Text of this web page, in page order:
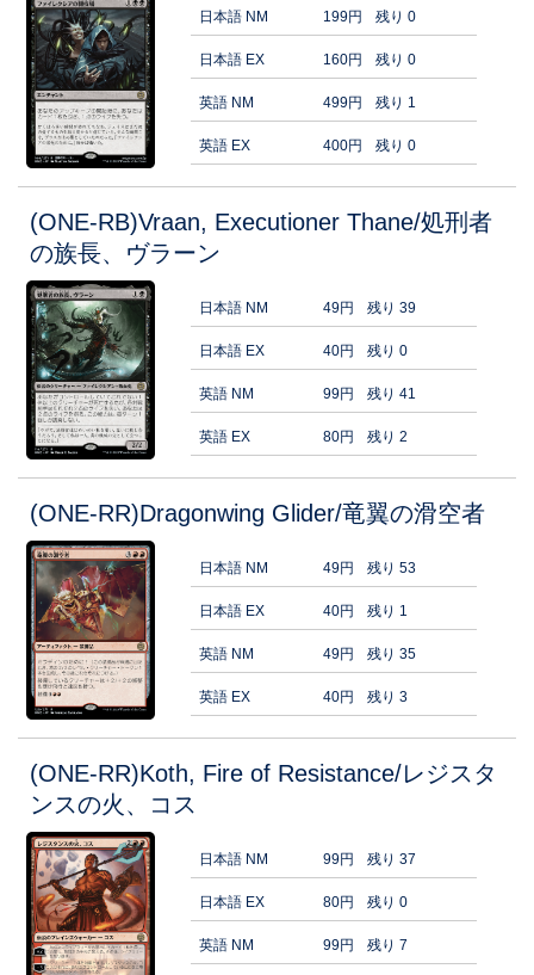
日本語 NM 199円 残り 0
日本語 EX 160円 残り 0
英語 NM 499円 残り 1
英語 EX 400円 残り 0
(ONE-RB)Vraan, Executioner Thane/処刑者
の族長、ヴラーン
日本語 NM 49円 残り 39
日本語 EX 40円 残り 0
英語 NM 99円 残り 41
英語 EX 80円 残り 2
(ONE-RR)Dragonwing Glider/竜翼の滑空者
日本語 NM 49円 残り 53
日本語 EX 40円 残り 1
英語 NM 49円 残り 35
英語 EX 40円 残り 3
(ONE-RR)Koth, Fire of Resistance/レジスタ
ンスの火、コス
日本語 NM 99円 残り 37
日本語 EX 80円 残り 0
英語 NM 99円 残り 7